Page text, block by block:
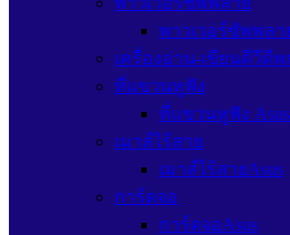
พาวเวอร์ซัพพลา
เครื่องอ่าน-เขียนดีวีดี
ที่แขวนหูฟัง
ที่แขวนหูฟัง Asus
เมาส์ไร้สาย
เมาส์ไร้สายAsus
การ์ดจอ
การ์ดจอAsus